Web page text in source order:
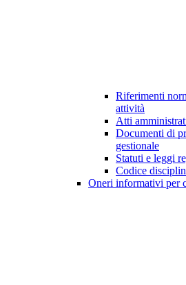
Riferimenti
attività
Atti
Documenti di
gestionale
Statuti e leggi
Codice
Oneri informativi per